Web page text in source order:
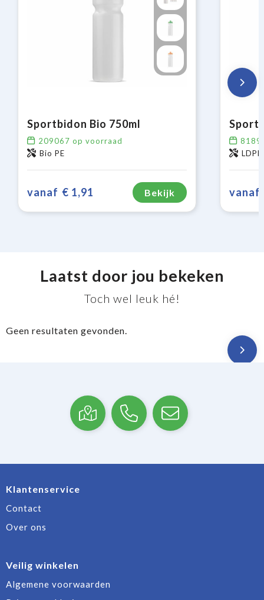
Sportbidon Bio 750ml
209067 op voorraad
Bio PE
vanaf € 1,91 Bekijk vanaf
Laatst door jou bekeken
Toch wel leuk hé!
Geen resultaten gevonden.
Klantenservice
Contact
Over ons
Veilig winkelen
Algemene voorwaarden